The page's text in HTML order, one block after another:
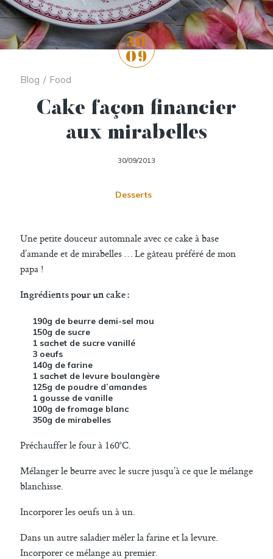
30
09
Blog / Food
Cake façon financier
aux mirabelles
30/09/2013
Desserts
Une petite douceur automnale avec ce cake à base
d’amande et de mirabelles … Le gâteau préféré de mon
papa !
Ingrédients pour un cake :
190g de beurre demi-sel mou
150g de sucre
1 sachet de sucre vanillé
3 oeufs
140g de farine
1 sachet de levure boulangère
125g de poudre d’amandes
1 gousse de vanille
100g de fromage blanc
350g de mirabelles
Préchauffer le four à 160°C.
Mélanger le beurre avec le sucre jusqu’à ce que le mélange
blanchisse.
Incorporer les oeufs un à un.
Dans un autre saladier mêler la farine et la levure.
Incorporer ce mélange au premier.